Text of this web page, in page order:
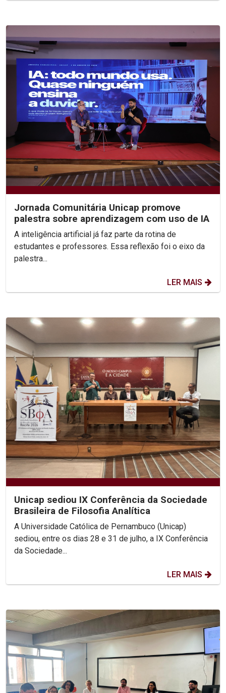
Jornada Comunitária Unicap promove
palestra sobre aprendizagem com uso de IA
A inteligência artificial já faz parte da rotina de
estudantes e professores. Essa reflexão foi o eixo da
palestra...
LER MAIS
Unicap sediou IX Conferência da Sociedade
Brasileira de Filosofia Analítica
A Universidade Católica de Pernambuco (Unicap)
sediou, entre os dias 28 e 31 de julho, a IX Conferência
da Sociedade...
LER MAIS